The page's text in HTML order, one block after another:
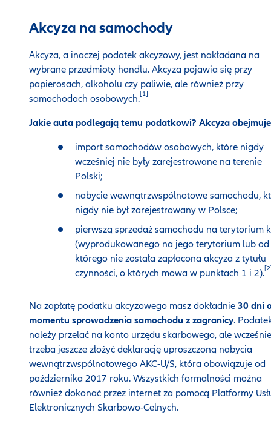
Akcyza na samochody
Akcyza, a inaczej podatek akcyzowy, jest nakładana na
wybrane przedmioty handlu. Akcyza pojawia się przy
papierosach, alkoholu czy paliwie, ale również przy
samochodach osobowych.[1]
Jakie auta podlegają temu podatkowi? Akcyza
import samochodów osobowych, które nigdy
wcześniej nie były zarejestrowane na terenie
Polski;
nabycie wewnątrzwspólnotowe samochodu,
nigdy nie był zarejestrowany w Polsce;
pierwszą sprzedaż samochodu na terytorium
(wyprodukowanego na jego terytorium lub od
którego nie została zapłacona akcyza z tytułu
czynności, o których mowa w punktach 1 i 2).
Na zapłatę podatku akcyzowego masz dokładnie 30 dni
momentu sprowadzenia samochodu z zagranicy.
należy przelać na konto urzędu skarbowego, ale
trzeba jeszcze złożyć deklarację uproszczoną nabycia
wewnątrzwspólnotowego AKC-U/S, która obowiązuje od
października 2017 roku. Wszystkich formalności można
również dokonać przez internet za pomocą Platformy
Elektronicznych Skarbowo-Celnych.